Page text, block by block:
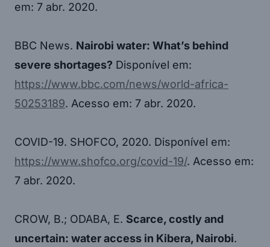
em: 7 abr. 2020.
BBC News. Nairobi water: What’s behind
severe shortages? Disponível em:
https://www.bbc.com/news/world-africa-
50253189. Acesso em: 7 abr. 2020.
COVID-19. SHOFCO, 2020. Disponível em:
https://www.shofco.org/covid-19/. Acesso em:
7 abr. 2020.
CROW, B.; ODABA, E. Scarce, costly and
uncertain: water access in Kibera, Nairobi.